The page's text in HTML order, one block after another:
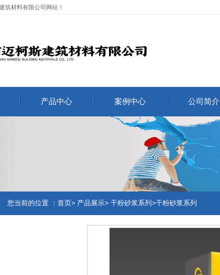
筑材料有限公司网站！
产品中心 案例中心 公司简介
您当前的位置 ：首页> 产品展示> 干粉砂浆系列>干粉砂浆系列